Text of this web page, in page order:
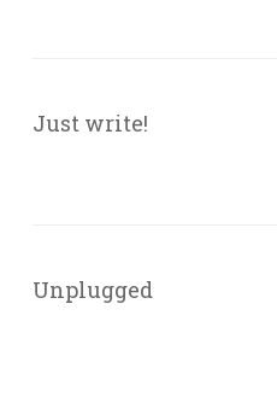
Just write!
Unplugged